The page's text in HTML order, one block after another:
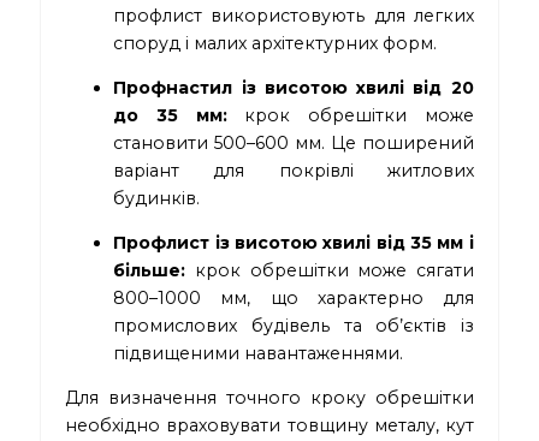
профлист використовують для легких
споруд і малих архітектурних форм.
Профнастил із висотою хвилі від 20
до 35 мм:крок обрешітки може
становити 500–600 мм. Це поширений
варіант для покрівлі житлових
будинків.
Профлист із висотою хвилі від 35 мм і
більше: крок обрешітки може сягати
800–1000 мм, що характерно для
промислових будівель та об’єктів із
підвищеними навантаженнями.
Для визначення точного кроку обрешітки
необхідно враховувати товщину металу, кут